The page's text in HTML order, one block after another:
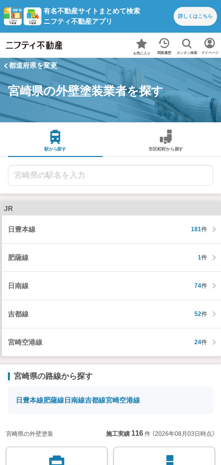
有名不動産サイトまとめて検索
ニフティ不動産アプリ
詳しくはこちら
お気に入り 閲覧履歴 カンタン検索 マイページ
都道府県を変更
宮崎県の外壁塗装業者を探す
駅から探す 市区町村から探す
JR
日豊本線 181件
肥薩線 1件
日南線 74件
吉都線 52件
宮崎空港線 24件
宮崎県の路線から探す
日豊本線肥薩線日南線吉都線宮崎空港線
宮崎県の外壁塗装 施工実績 116 件 （2026年08月03日時点）